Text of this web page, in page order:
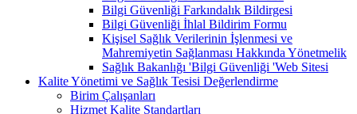
Bilgi Güvenliği Farkındalık Bildirgesi
Bilgi Güvenliği İhlal Bildirim Formu
Kişisel Sağlık Verilerinin İşlenmesi ve
Mahremiyetin Sağlanması Hakkında Yönetmelik
Sağlık Bakanlığı 'Bilgi Güvenliği 'Web Sitesi
Kalite Yönetimi ve Sağlık Tesisi Değerlendirme
Birim Çalışanları
Hizmet Kalite Standartları